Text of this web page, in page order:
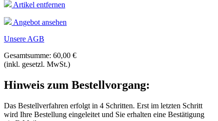
Artikel entfernen
Angebot ansehen
Unsere AGB
Gesamtsumme: 60,00 €
(inkl. gesetzl. MwSt.)
Hinweis zum Bestellvorgang:
Das Bestellverfahren erfolgt in 4 Schritten. Erst im letzten Schritt
wird Ihre Bestellung eingeleitet und Sie erhalten eine Bestätigung